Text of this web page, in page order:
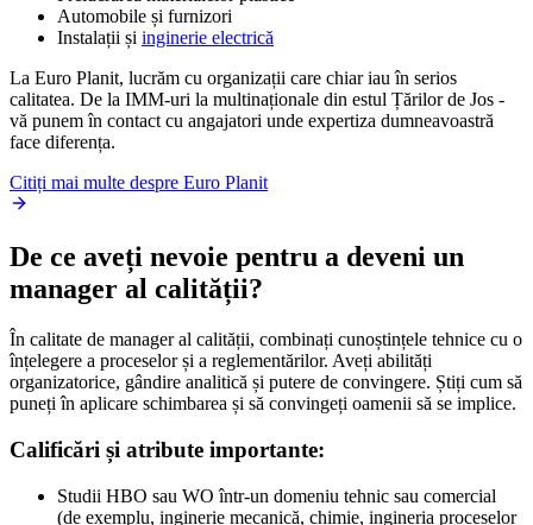
Automobile și furnizori
Instalații și inginerie electrică
La Euro Planit, lucrăm cu organizații care chiar iau în serios
calitatea. De la IMM-uri la multinaționale din estul Țărilor de Jos -
vă punem în contact cu angajatori unde expertiza dumneavoastră
face diferența.
Citiți mai multe despre Euro Planit
De ce aveți nevoie pentru a deveni un
manager al calității?
În calitate de manager al calității, combinați cunoștințele tehnice cu o
înțelegere a proceselor și a reglementărilor. Aveți abilități
organizatorice, gândire analitică și putere de convingere. Știți cum să
puneți în aplicare schimbarea și să convingeți oamenii să se implice.
Calificări și atribute importante:
Studii HBO sau WO într-un domeniu tehnic sau comercial
(de exemplu, inginerie mecanică, chimie, ingineria proceselor